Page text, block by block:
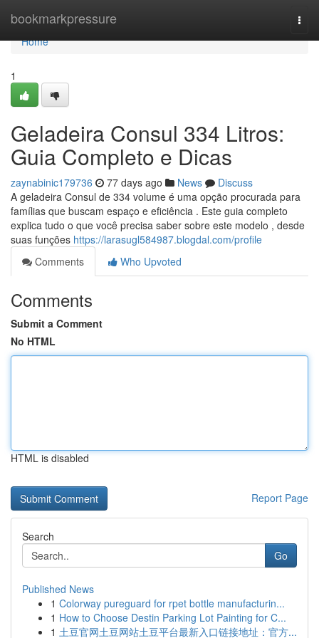
bookmarkpressure
Home
Home
1
Geladeira Consul 334 Litros:
Guia Completo e Dicas
zaynabinic179736 77 days ago News
Discuss
A geladeira Consul de 334 volume é uma opção procurada para
famílias que buscam espaço e eficiência . Este guia completo
explica tudo o que você precisa saber sobre este modelo , desde
suas funções https://larasugl584987.blogdal.com/profile
Comments
Who Upvoted
Comments
Submit a Comment
No HTML
HTML is disabled
Report Page
Search
Go
Published News
1 Colorway pureguard for rpet bottle manufacturin...
1 How to Choose Destin Parking Lot Painting for C...
1 土豆官网土豆网站土豆平台最新入口链接地址：官方...